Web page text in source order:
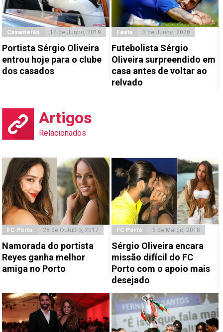
Casamento 14 de Junho, 2019
Portista Sérgio Oliveira
entrou hoje para o clube
dos casados
Festa 2 de Junho, 2020
Futebolista Sérgio
Oliveira surpreendido em
casa antes de voltar ao
relvado
Artigos
Relacionados
FC Porto 28 de Outubro, 2017
Namorada do portista
Reyes ganha melhor
amiga no Porto
FC Porto 6 de Março, 2018
Sérgio Oliveira encara
missão difícil do FC
Porto com o apoio mais
desejado